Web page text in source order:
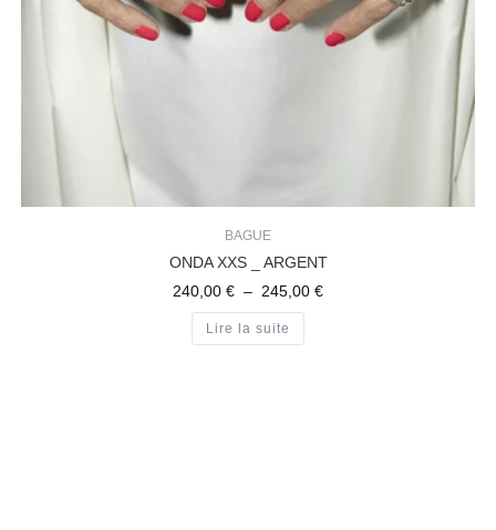
BAGUE
ONDA XXS _ ARGENT
240,00 € – 245,00 €
Lire la suite